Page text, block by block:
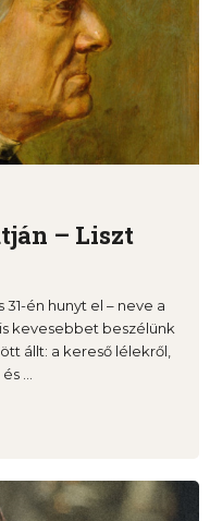
– Liszt
31-én hunyt el – neve a
kevesebbet beszélünk
állt: a kereső lélekről,
...